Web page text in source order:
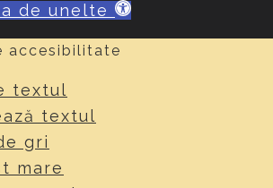
de unelte
accesibilitate
textul
textul
gri
mare